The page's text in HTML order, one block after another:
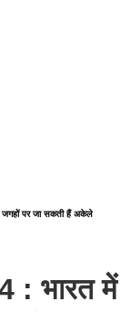
पर जा सकती हैं अकेले
: भारत में